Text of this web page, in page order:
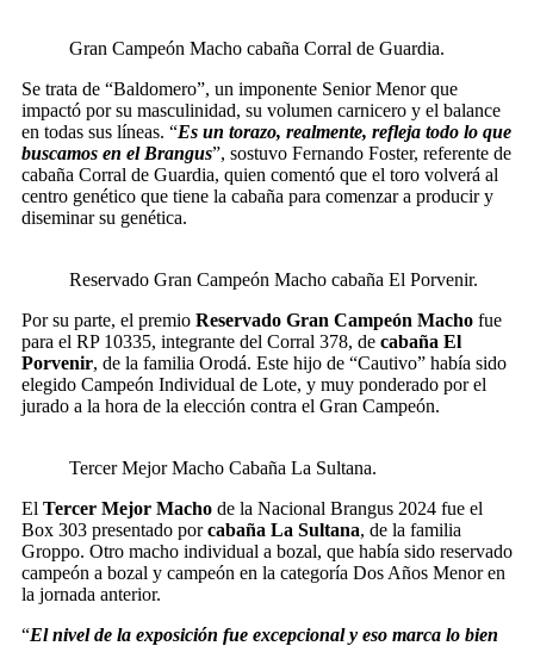
Gran Campeón Macho cabaña Corral de Guardia.
Se trata de “Baldomero”, un imponente Senior Menor que
impactó por su masculinidad, su volumen carnicero y el balance
en todas sus líneas. “Es un torazo, realmente, refleja todo lo que
buscamos en el Brangus”, sostuvo Fernando Foster, referente de
cabaña Corral de Guardia, quien comentó que el toro volverá al
centro genético que tiene la cabaña para comenzar a producir y
diseminar su genética.
Reservado Gran Campeón Macho cabaña El Porvenir.
Por su parte, el premio Reservado Gran Campeón Macho fue
para el RP 10335, integrante del Corral 378, de cabaña El
Porvenir, de la familia Orodá. Este hijo de “Cautivo” había sido
elegido Campeón Individual de Lote, y muy ponderado por el
jurado a la hora de la elección contra el Gran Campeón.
Tercer Mejor Macho Cabaña La Sultana.
El Tercer Mejor Macho de la Nacional Brangus 2024 fue el
Box 303 presentado porcabaña La Sultana, de la familia
Groppo. Otro macho individual a bozal, que había sido reservado
campeón a bozal y campeón en la categoría Dos Años Menor en
la jornada anterior.
“El nivel de la exposición fue excepcional y eso marca lo bien